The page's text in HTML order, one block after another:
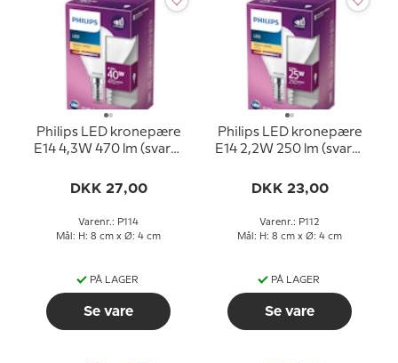
Philips LED kronepære
E14 4,3W 470 lm (svarer
Lys 2700k (15000 timer)
DKK 27,00
Varenr.: P114
Mål: H: 8 cm x Ø: 4 cm
PÅ LAGER
Se vare
Philips LED kronepære
E14 2,2W 250 lm (svarer
Lys 2700k (15000 timer)
DKK 23,00
Varenr.: P112
Mål: H: 8 cm x Ø: 4 cm
PÅ LAGER
Se vare